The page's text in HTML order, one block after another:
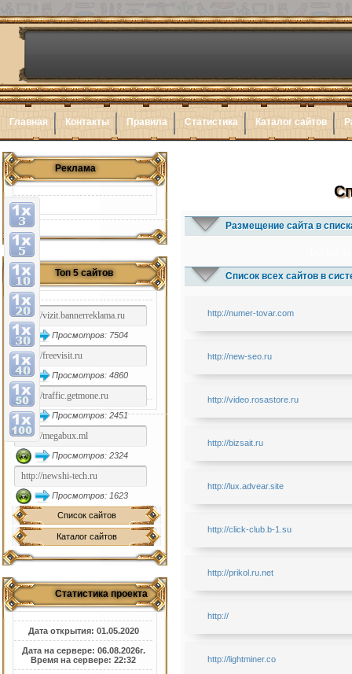
Главная Контакты Правила Статистика Каталог сайтов
Реклама
Топ 5 сайтов
Просмотров: 7504
Просмотров: 4860
Просмотров: 2451
Просмотров: 2324
Просмотров: 1623
Список сайтов
Каталог сайтов
Статистика проекта
Дата открытия: 01.05.2020
Дата на сервере: 06.08.2026г.
Время на сервере: 22:32
Размещение сайта в
Список всех сайтов в
http://numer-tovar.com
http://new-seo.ru
http://video.rosastore.ru
http://bizsait.ru
http://lux.advear.site
http://click-club.b-1.su
http://prikol.ru.net
http://
http://lightminer.co